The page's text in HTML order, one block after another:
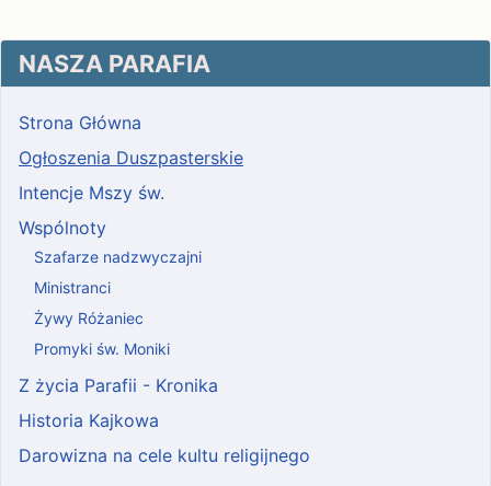
NASZA PARAFIA
Strona Główna
Ogłoszenia Duszpasterskie
Intencje Mszy św.
Wspólnoty
Szafarze nadzwyczajni
Ministranci
Żywy Różaniec
Promyki św. Moniki
Z życia Parafii - Kronika
Historia Kajkowa
Darowizna na cele kultu religijnego